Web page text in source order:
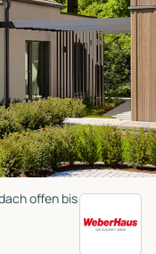
offen bis